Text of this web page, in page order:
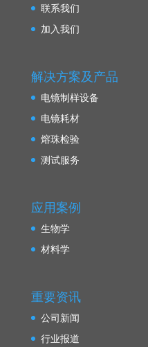
联系我们
加入我们
解决方案及产品
电镜制样设备
电镜耗材
熔珠检验
测试服务
应用案例
生物学
材料学
重要资讯
公司新闻
行业报道